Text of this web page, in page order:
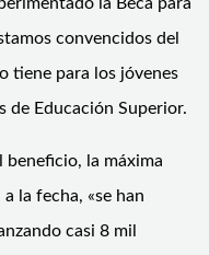
convencidos del
tiene para los jóvenes
de Educación Superior.
la máxima
la fecha, «se han
casi 8 mil